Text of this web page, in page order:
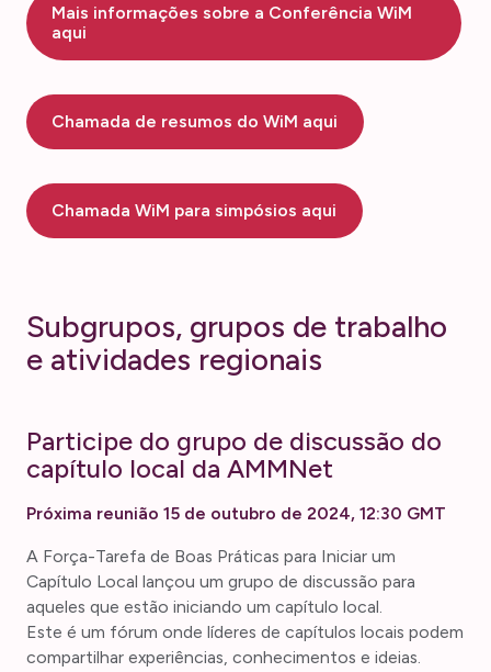
Mais informações sobre a Conferência WiM
aqui
Chamada de resumos do WiM aqui
Chamada WiM para simpósios aqui
Subgrupos, grupos de trabalho
e atividades regionais
Participe do grupo de discussão do
capítulo local da AMMNet
Próxima reunião 15 de outubro de 2024, 12:30 GMT
A Força-Tarefa de Boas Práticas para Iniciar um
Capítulo Local lançou um grupo de discussão para
aqueles que estão iniciando um capítulo local.
Este é um fórum onde líderes de capítulos locais podem
compartilhar experiências, conhecimentos e ideias.